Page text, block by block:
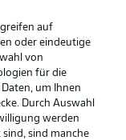
verwalten
auf
oder eindeutige
von
für die
um Ihnen
Durch Auswahl
werden
sind manche